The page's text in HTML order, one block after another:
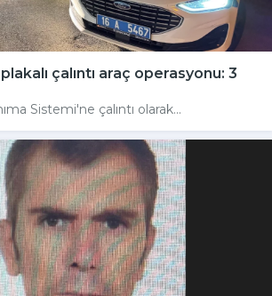
çalıntı araç operasyonu: 3
Sistemi'ne çalıntı olarak...